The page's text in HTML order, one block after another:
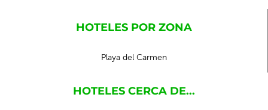
HOTELES POR ZONA
Playa del Carmen
HOTELES CERCA DE...